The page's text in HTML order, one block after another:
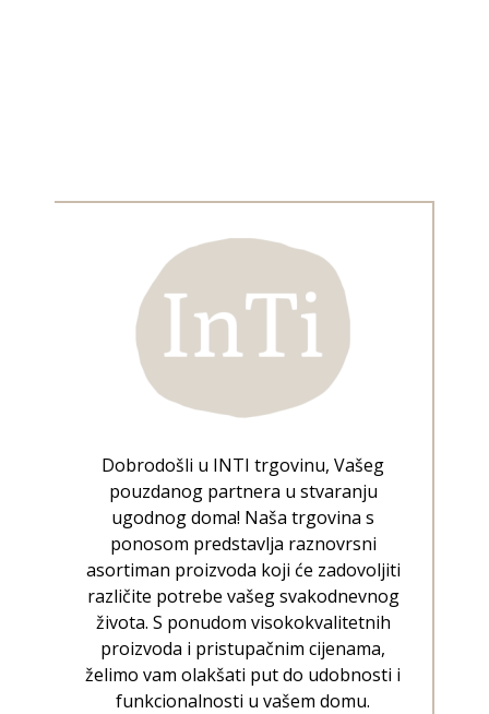
Dobrodošli u INTI trgovinu, Vašeg
pouzdanog partnera u stvaranju
ugodnog doma! Naša trgovina s
ponosom predstavlja raznovrsni
asortiman proizvoda koji će zadovoljiti
različite potrebe vašeg svakodnevnog
života. S ponudom visokokvalitetnih
proizvoda i pristupačnim cijenama,
želimo vam olakšati put do udobnosti i
funkcionalnosti u vašem domu.